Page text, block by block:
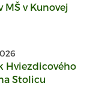
MŠ v Kunovej
Hviezdicového
Stolicu